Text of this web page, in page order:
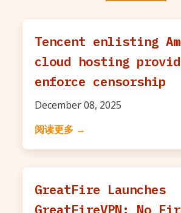
Tencent enlisting
cloud hosting
enforce censorship
December 08, 2025
阅读更多 →
GreatFire Launches
GreatFireVPN: No